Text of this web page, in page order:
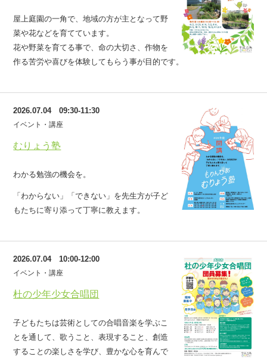
屋上庭園の一角で、地域の方が主となって野
菜や花などを育てています。
花や野菜を育てる事で、命の大切さ、作物を
作る苦労や喜びを体験してもらう事が目的です。
むりょう塾
2026.07.04 09:30-11:30
イベント・講座
わかる勉強の機会を。
「わからない」「できない」を先生方が子ど
もたちに寄り添って丁寧に教えます。
杜の少年少女合唱団
2026.07.04 10:00-12:00
イベント・講座
子どもたちは芸術としての合唱音楽を学ぶこ
とを通して、歌うこと、表現すること、創造
することの楽しさを学び、豊かな心を育んで